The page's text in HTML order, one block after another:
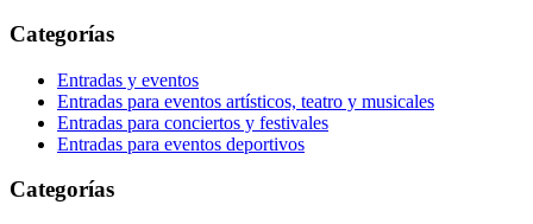
Categorías
Entradas y eventos
Entradas para eventos artísticos, teatro y musicales
Entradas para conciertos y festivales
Entradas para eventos deportivos
Categorías